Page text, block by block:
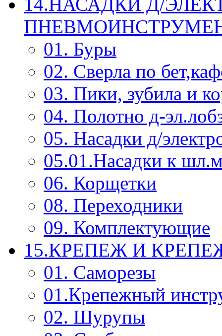
01. Буры
02. Сверла по
03. Пики, зубила и
04. Полотно д-
05. Насадки д/
05.01.Насадки к
06. Корщетки
08. Переходники
09. Комплектующие
15.КРЕПЕЖ И
01. Саморезы
01.Крепежный
02. Шурупы